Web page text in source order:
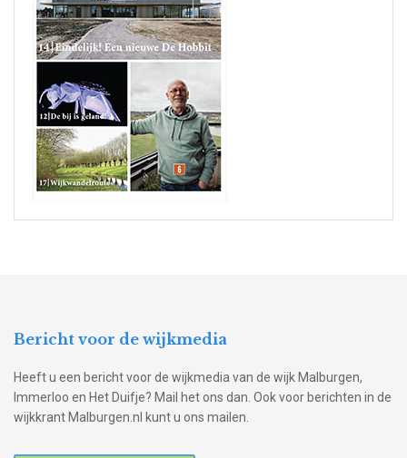
Bericht voor de wijkmedia
Heeft u een bericht voor de wijkmedia van de wijk Malburgen,
Immerloo en Het Duifje? Mail het ons dan. Ook voor berichten in de
wijkkrant Malburgen.nl kunt u ons mailen.